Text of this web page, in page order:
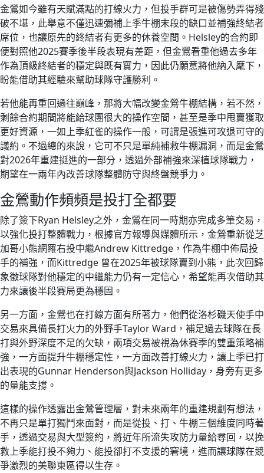
金鶯如今雖有天賦滿點的打線火力，但投手群可是被傷勢弄得殘
破不堪，此舉意不僅迅速彌補上季牛棚末段的缺口並補強終結者
席位，也讓原先的終結者有更多的休養空間。Helsley的合約即
便對照他2025賽季後半段表現有差距，但金鶯看重他過去多年
作為頂級終結者的穩定與既有實力，因此仍願意將他納入麾下，
盼能借助其經驗來幫助球隊守護勝利。
若他能再重回過往巔峰，那將大幅改變金鶯牛棚結構，若不然，
剩餘合約期間將能給球團很大的操作空間，甚至是季中甩賣獲取
更好資源，一如上季紅雀的操作一般，可謂是張進可攻退可守的
議約。不過總的來說，它可不只是單純補救牛棚漏洞，而是金鶯
對2026年重建挺進的一部分，透過外部補強來深植球隊戰力，
期望在一兩年內改善球隊整體防守與終盤競爭力。
金鶯動作頻頻是投打全都要
除了簽下Ryan Helsley之外，金鶯在同一時期亦完成多筆交易，
以強化投打整體戰力，根據官方報導與媒體所示，金鶯重新從芝
加哥小熊網羅右投中繼Andrew Kittredge，作為牛棚中佈局投
手的補強，而Kittredge 曾在2025年被球隊賣到小熊，此次回歸
象徵球隊對他穩定的中繼能力仍有一定信心，希望能再次借助其
力來讓後半段賽局更為穩固。
另一方面，金鶯也在打線方面有所著力，他們從洛杉磯天使手中
交易來具備長打火力的外野手Taylor Ward，補足過去球隊在長
打與外野深度不足的欠缺，兩項交易被視為休賽季的雙重策略補
強，一方面提升牛棚穩定性，一方面改善打線火力，讓上季已打
出表現的Gunnar Henderson與Jackson Holliday，身旁有更多
的量能支撐。
這樣的操作透露出金鶯管理層，對未來兩年的重建規劃有想法，
不再只是單打獨鬥來面對，而是從投、打、牛棚三個維度同時著
手，透過交易與大型簽約，將近年所流失攻防力量給尋回，以挽
救上季能打投不夠力、能投卻打不支援的窘境，進而讓球隊在競
爭激烈的美聯東區得以生存。